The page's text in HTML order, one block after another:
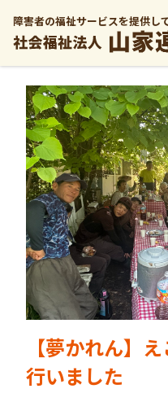
障害者の福祉サービスを提供し
【夢かれん】
行いました